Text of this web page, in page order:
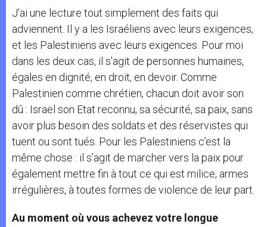
J’ai une lecture tout simplement des faits qui
adviennent. Il y a les Israéliens avec leurs exigences,
et les Palestiniens avec leurs exigences. Pour moi
dans les deux cas, il s’agit de personnes humaines,
égales en dignité, en droit, en devoir. Comme
Palestinien comme chrétien, chacun doit avoir son
dû : Israël son Etat reconnu, sa sécurité, sa paix, sans
avoir plus besoin des soldats et des réservistes qui
tuent ou sont tués. Pour les Palestiniens c’est la
même chose : il s’agit de marcher vers la paix pour
également mettre fin à tout ce qui est milice, armes
irrégulières, à toutes formes de violence de leur part.
Au moment où vous achevez votre longue